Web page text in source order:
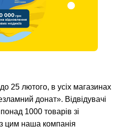
25 лютого, в усіх магазинах
донат». Відвідувачі
1000 товарів зі
цим наша компанія